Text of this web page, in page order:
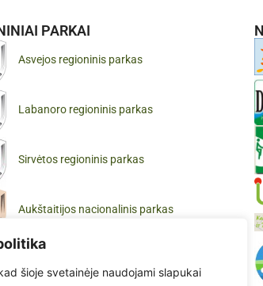
šioje svetainėje naudojami slapukai
PARKAI
Asvejos regioninis parkas
Labanoro regioninis parkas
Sirvėtos regioninis parkas
Aukštaitijos nacionalinis parkas